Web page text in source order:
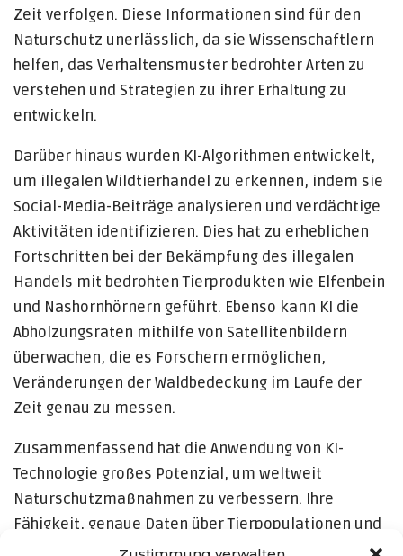
Zeit verfolgen. Diese Informationen sind für den
Naturschutz unerlässlich, da sie Wissenschaftlern
helfen, das Verhaltensmuster bedrohter Arten zu
verstehen und Strategien zu ihrer Erhaltung zu
entwickeln.
Darüber hinaus wurden KI-Algorithmen entwickelt,
um illegalen Wildtierhandel zu erkennen, indem sie
Social-Media-Beiträge analysieren und verdächtige
Aktivitäten identifizieren. Dies hat zu erheblichen
Fortschritten bei der Bekämpfung des illegalen
Handels mit bedrohten Tierprodukten wie Elfenbein
und Nashornhörnern geführt. Ebenso kann KI die
Abholzungsraten mithilfe von Satellitenbildern
überwachen, die es Forschern ermöglichen,
Veränderungen der Waldbedeckung im Laufe der
Zeit genau zu messen.
Zusammenfassend hat die Anwendung von KI-
Technologie großes Potenzial, um weltweit
Naturschutzmaßnahmen zu verbessern. Ihre
Fähigkeit, genaue Daten über Tierpopulationen und
Ökosysteme bereitzustellen, ist von unschätzbarem